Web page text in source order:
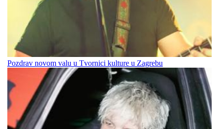
Pozdrav novom valu u Tvornici kulture u Zagrebu